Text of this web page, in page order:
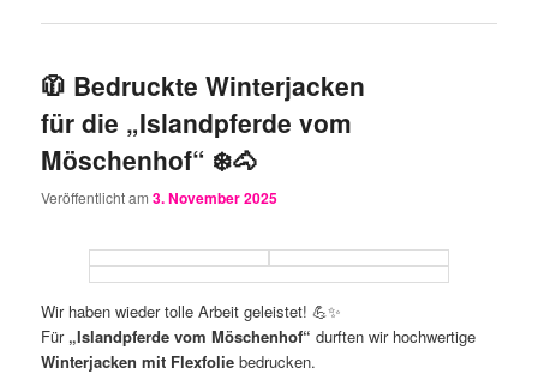
🧥 Bedruckte Winterjacken
für die „Islandpferde vom
Möschenhof“ ❄️🐴
Veröffentlicht am3. November 2025
Wir haben wieder tolle Arbeit geleistet! 💪✨
Für „Islandpferde vom Möschenhof“ durften wir hochwertige
Winterjacken mit Flexfolie bedrucken.